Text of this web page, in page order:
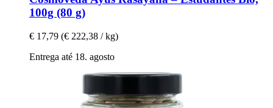
100g (80 g)
€ 17,79 (€ 222,38 / kg)
Entrega até 18. agosto